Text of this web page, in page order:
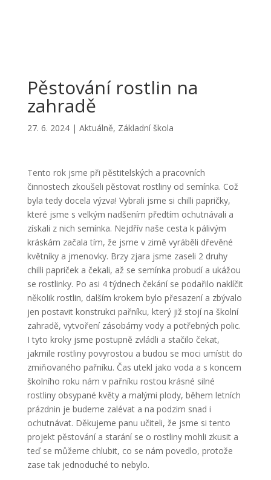
Pěstování rostlin na
zahradě
27. 6. 2024| Aktuálně, Základní škola
Tento rok jsme při pěstitelských a pracovních
činnostech zkoušeli pěstovat rostliny od semínka. Což
byla tedy docela výzva! Vybrali jsme si chilli papričky,
které jsme s velkým nadšením předtím ochutnávali a
získali z nich semínka. Nejdřív naše cesta k pálivým
kráskám začala tím, že jsme v zimě vyráběli dřevěné
květníky a jmenovky. Brzy zjara jsme zaseli 2 druhy
chilli papriček a čekali, až se semínka probudí a ukážou
se rostlinky. Po asi 4 týdnech čekání se podařilo naklíčit
několik rostlin, dalším krokem bylo přesazení a zbývalo
jen postavit konstrukci pařníku, který již stojí na školní
zahradě, vytvoření zásobárny vody a potřebných polic.
I tyto kroky jsme postupně zvládli a stačilo čekat,
jakmile rostliny povyrostou a budou se moci umístit do
zmiňovaného pařníku. Čas utekl jako voda a s koncem
školního roku nám v pařníku rostou krásné silné
rostliny obsypané květy a malými plody, během letních
prázdnin je budeme zalévat a na podzim snad i
ochutnávat. Děkujeme panu učiteli, že jsme si tento
projekt pěstování a starání se o rostliny mohli zkusit a
teď se můžeme chlubit, co se nám povedlo, protože
zase tak jednoduché to nebylo.